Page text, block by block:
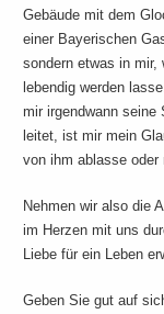
Gebäude mit dem
einer Bayerischen
sondern etwas in mir,
lebendig werden
mir irgendwann seine
leitet, ist mir mein
von ihm ablasse
Nehmen wir also die
im Herzen mit uns
Liebe für ein Leben
Geben Sie gut auf